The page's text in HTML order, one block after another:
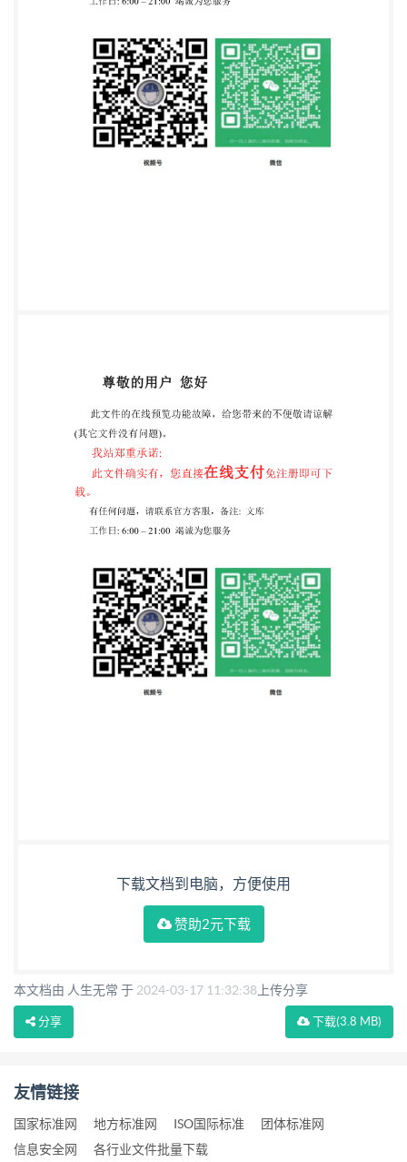
下载文档到电脑，方便使用
赞助2元下载
本文档由 人生无常 于 2024-03-17 11:32:38 上传分享
下载(3.8 MB)
分享
友情链接
国家标准网 地方标准网 ISO国际标准
团体标准网
信息安全网
各行业文件批量下载